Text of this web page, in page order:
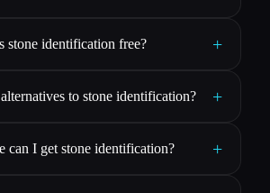
stone identification free? +
to stone identification? +
can I get stone identification? +